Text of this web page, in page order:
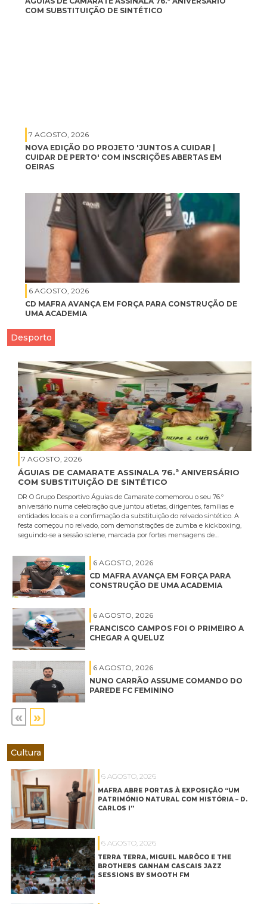
COM SUBSTITUIÇÃO DE SINTÉTICO
7 AGOSTO, 2026
NOVA EDIÇÃO DO PROJETO 'JUNTOS A CUIDAR |
CUIDAR DE PERTO' COM INSCRIÇÕES ABERTAS EM
OEIRAS
6 AGOSTO, 2026
CD MAFRA AVANÇA EM FORÇA PARA CONSTRUÇÃO DE
UMA ACADEMIA
Desporto
7 AGOSTO, 2026
ÁGUIAS DE CAMARATE ASSINALA 76.ª ANIVERSÁRIO
COM SUBSTITUIÇÃO DE SINTÉTICO
DR O Grupo Desportivo Águias de Camarate comemorou o seu 76.º
aniversário numa celebração que juntou atletas, dirigentes, famílias e
entidades locais e a confirmação da substituição do relvado sintético. A
festa começou no relvado, com demonstrações de zumba e kickboxing,
seguindo-se a sessão solene, marcada por fortes mensagens de…
6 AGOSTO, 2026
CD MAFRA AVANÇA EM FORÇA PARA
CONSTRUÇÃO DE UMA ACADEMIA
6 AGOSTO, 2026
FRANCISCO CAMPOS FOI O PRIMEIRO A
CHEGAR A QUELUZ
6 AGOSTO, 2026
NUNO CARRÃO ASSUME COMANDO DO
PAREDE FC FEMININO
« »
Cultura
6 AGOSTO, 2026
MAFRA ABRE PORTAS À EXPOSIÇÃO “UM
PATRIMÓNIO NATURAL COM HISTÓRIA – D.
CARLOS I”
6 AGOSTO, 2026
TERRA TERRA, MIGUEL MARÔCO E THE
BROTHERS GANHAM CASCAIS JAZZ
SESSIONS BY SMOOTH FM